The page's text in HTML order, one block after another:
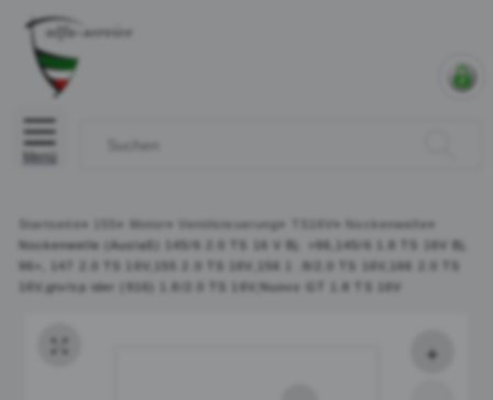
Menü
Startseite » » » Ventilsteuerung» » Nockenwelle »
Nockenwelle (Auslaß) 145/6 2.0 TS 16 V Bj. >96,145/6 1.8 TS 16V Bj.
96>, 147 2.0 TS 16V,155 2.0 TS 16V,156 1 .8/2.0 TS 16V,166 2.0 TS
16V,gtv/sp ider (916) 1.8/2.0 TS 16V,Nuovo GT 1.8 TS 16V